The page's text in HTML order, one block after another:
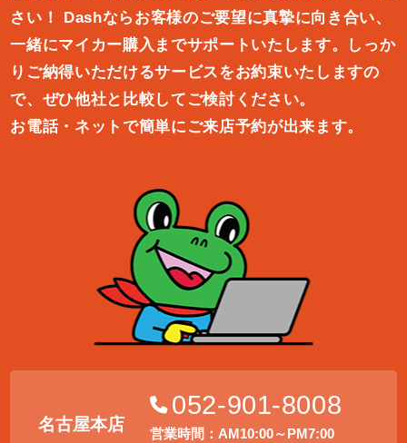
さい！
Dashならお客様のご要望に真摯に向き合い、
一緒にマイカー購入ま でサポートいたします。しっか
りご納得いただけるサービスをお約束いたしますの
で、ぜひ他社と比較してご検討ください。
お電話・ネットで簡単にご来店予約が出来ます。
名古屋本店
052-901-8008
営業時間：AM10:00～PM7:00